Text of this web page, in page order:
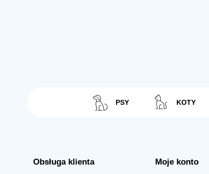
PSY KOTY
Obsługa klienta Moje konto